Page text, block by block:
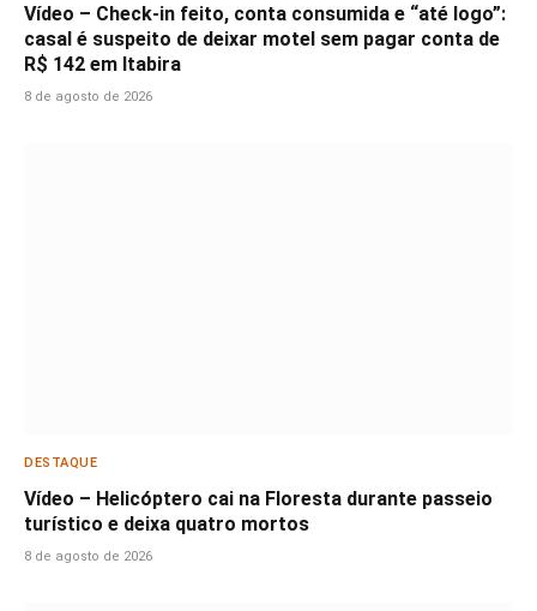
Vídeo – Check-in feito, conta consumida e “até logo”:
casal é suspeito de deixar motel sem pagar conta de
R$ 142 em Itabira
8 de agosto de 2026
DESTAQUE
Vídeo – Helicóptero cai na Floresta durante passeio
turístico e deixa quatro mortos
8 de agosto de 2026